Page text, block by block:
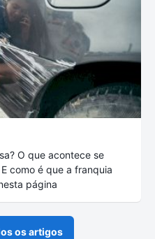
O que acontece se
como é que a franquia
página
os artigos